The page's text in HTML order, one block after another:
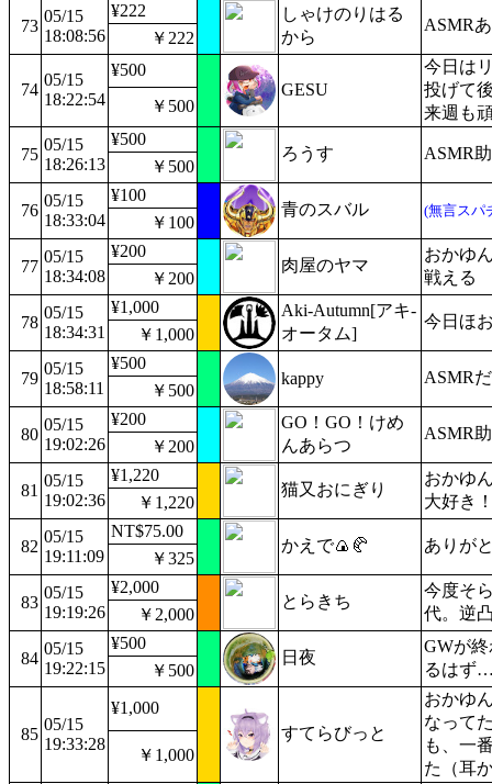
73
05/15
18:08:56
¥222
しゃけのりはる
から
ASMR
￥222
74
05/15
18:22:54
¥500
GESU
今日は
投げて
来週も
￥500
75
05/15
18:26:13
¥500
ろうす ASMR
￥500
76
05/15
18:33:04
¥100
青のスバル (無言スパ
￥100
77
05/15
18:34:08
¥200
肉屋のヤマ
おかゆ
戦える
￥200
78
05/15
18:34:31
¥1,000
Aki-Autumn[アキ-
オータム]
今日ほ
￥1,000
79
05/15
18:58:11
¥500
kappy
ASMR
￥500
80
05/15
19:02:26
¥200
GO！GO！けめ
んあらつ
ASMR
￥200
81
05/15
19:02:36
¥1,220
猫又おにぎり
おかゆ
大好き
￥1,220
82
05/15
19:11:09
NT$75.00
かえで🍙🥐 ありが
￥325
83
05/15
19:19:26
¥2,000
とらきち
今度そ
代。逆
￥2,000
84
05/15
19:22:15
¥500
日夜
GWが
るはず
￥500
85
05/15
19:33:28
¥1,000
すてらびっと
おかゆ
なって
も、一
た（耳
￥1,000